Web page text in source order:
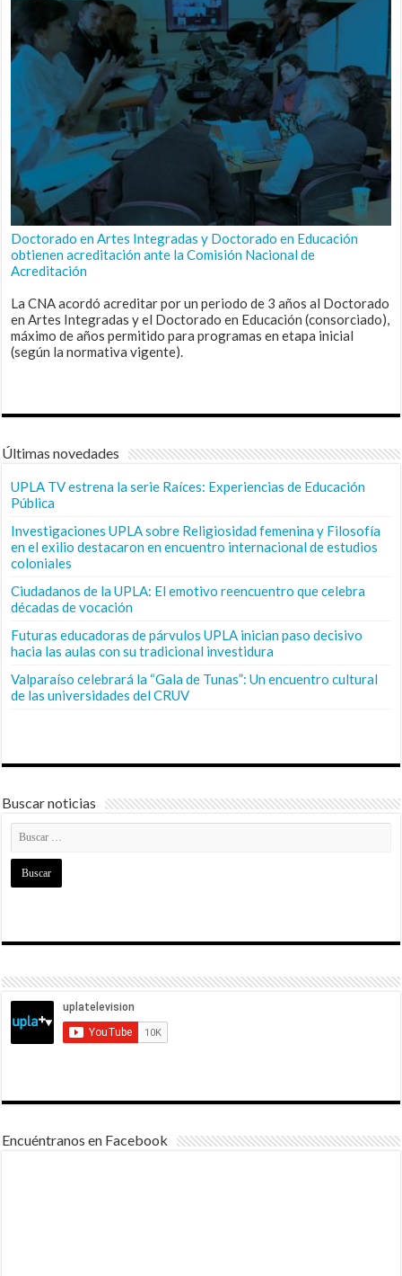
Doctorado en Artes Integradas y Doctorado en Educación
obtienen acreditación ante la Comisión Nacional de
Acreditación
La CNA acordó acreditar por un periodo de 3 años al Doctorado
en Artes Integradas y el Doctorado en Educación (consorciado),
máximo de años permitido para programas en etapa inicial
(según la normativa vigente).
Últimas novedades
UPLA TV estrena la serie Raíces: Experiencias de Educación
Pública
Investigaciones UPLA sobre Religiosidad femenina y Filosofía
en el exilio destacaron en encuentro internacional de estudios
coloniales
Ciudadanos de la UPLA: El emotivo reencuentro que celebra
décadas de vocación
Futuras educadoras de párvulos UPLA inician paso decisivo
hacia las aulas con su tradicional investidura
Valparaíso celebrará la “Gala de Tunas”: Un encuentro cultural
de las universidades del CRUV
Buscar noticias
Encuéntranos en Facebook